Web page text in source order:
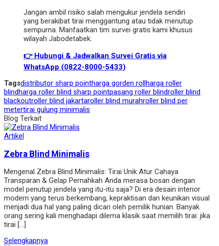
Jangan ambil risiko salah mengukur jendela sendiri
yang berakibat tirai menggantung atau tidak menutup
sempurna. Manfaatkan tim survei gratis kami khusus
wilayah Jabodetabek.
👉 Hubungi & Jadwalkan Survei Gratis via
WhatsApp (0822-8000-5433)
Tagsdistributor sharp pointharga gorden roll harga roller
blind harga roller blind sharp pointpasang roller blindroller blind
blackoutroller blind jakartaroller blind murahroller blind per
metertirai gulung minimalis
Blog Terkait
Artikel
Zebra Blind Minimalis
Mengenal Zebra Blind Minimalis: Tirai Unik Atur Cahaya
Transparan & Gelap Pernahkah Anda merasa bosan dengan
model penutup jendela yang itu-itu saja? Di era desain interior
modern yang terus berkembang, kepraktisan dan keunikan visual
menjadi dua hal yang paling dicari oleh pemilik hunian. Banyak
orang sering kali menghadapi dilema klasik saat memilih tirai: jika
tirai […]
Selengkapnya